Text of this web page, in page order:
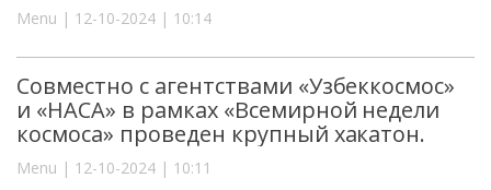
Menu | 12-10-2024 | 10:14
Совместно с агентствами «Узбеккосмос»
и «НАСА» в рамках «Всемирной недели
космоса» проведен крупный хакатон.
Menu | 12-10-2024 | 10:11